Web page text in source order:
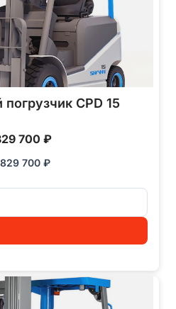
CPD 15
700 ₽
700 ₽